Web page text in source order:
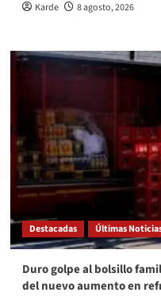
Karde 8 agosto, 2026
Destacadas Últimas
Duro golpe al bolsillo
del nuevo aumento en